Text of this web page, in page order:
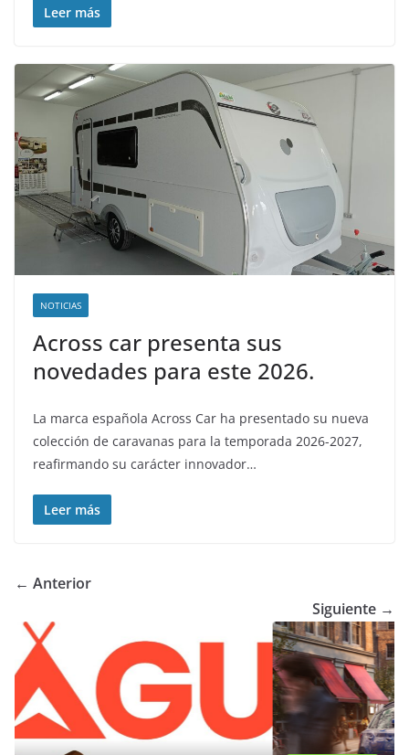
Leer más
NOTICIAS
Across car presenta sus
novedades para este 2026.
La marca española Across Car ha presentado su nueva
colección de caravanas para la temporada 2026-2027,
reafirmando su carácter innovador…
Leer más
← Anterior
Siguiente →